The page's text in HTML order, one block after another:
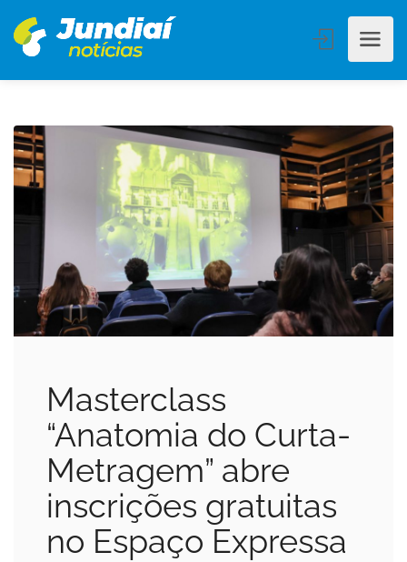
Masterclass
“Anatomia do Curta-
Metragem” abre
inscrições gratuitas
no Espaço Expressa